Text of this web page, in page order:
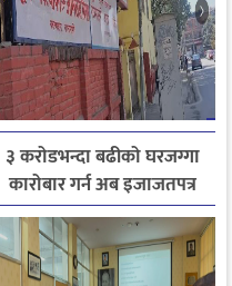
३ करोडभन्दा बढीको घरजग्गा
कारोबार गर्न अब इजाजतपत्र
अनिवार्य